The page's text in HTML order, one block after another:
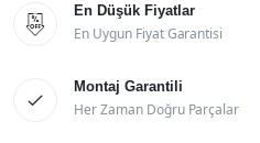

En Düşük Fiyatlar
En Uygun Fiyat Garantisi

Montaj Garantili
Her Zaman Doğru Parçalar